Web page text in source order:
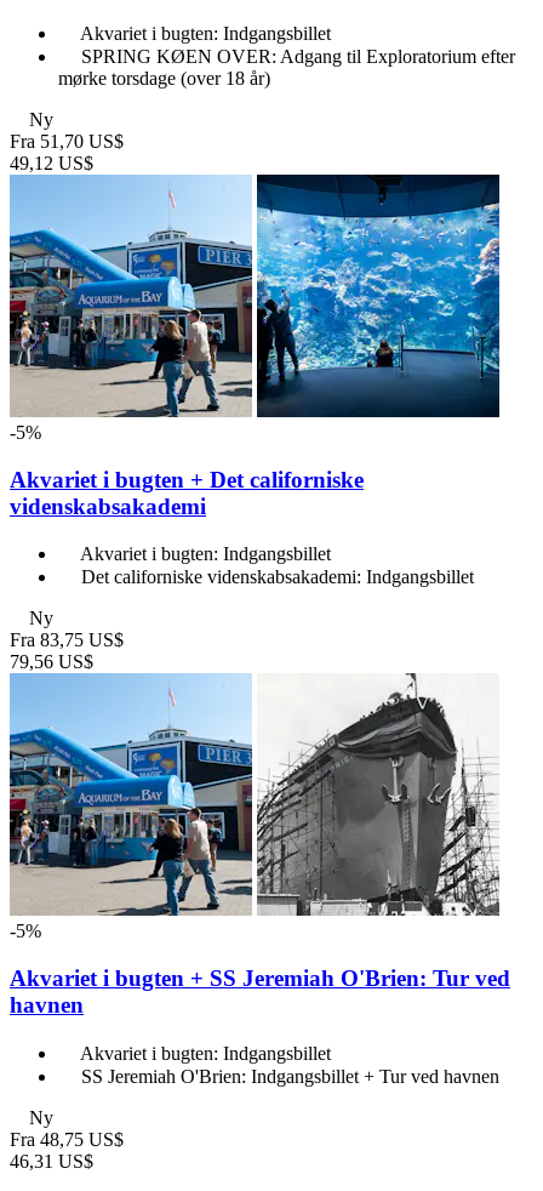
Akvariet i bugten: Indgangsbillet
SPRING KØEN OVER: Adgang til Exploratorium efter
mørke torsdage (over 18 år)
Ny
Fra 51,70 US$
49,12 US$
-5%
Akvariet i bugten + Det californiske
videnskabsakademi
Akvariet i bugten: Indgangsbillet
Det californiske videnskabsakademi: Indgangsbillet
Ny
Fra 83,75 US$
79,56 US$
-5%
Akvariet i bugten + SS Jeremiah O'Brien: Tur ved
havnen
Akvariet i bugten: Indgangsbillet
SS Jeremiah O'Brien: Indgangsbillet + Tur ved havnen
Ny
Fra 48,75 US$
46,31 US$